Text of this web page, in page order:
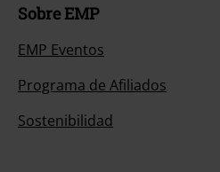
Sobre EMP
EMP Eventos
Programa de Afiliados
Sostenibilidad